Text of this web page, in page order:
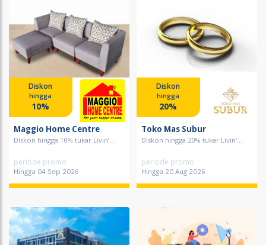
Diskon
hingga
10%
Maggio Home Centre
Diskon hingga 10% tukar Livin’...
periode promo
Hingga 04 Sep 2026
Diskon
hingga
20%
Toko Mas Subur
Diskon hingga 20% tukar Livin’...
periode promo
Hingga 20 Aug 2026